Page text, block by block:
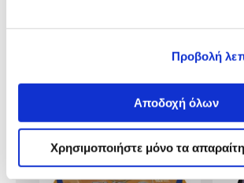
Προβολή
Αποδοχή όλων
Χρησιμοποιήστε μόνο τα
Δες τι κλίκαραν όσοι
προϊόν με εσένα!